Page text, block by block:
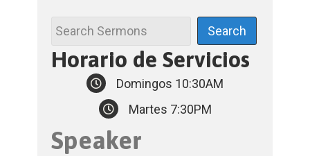
Horario de Servicios
Domingos 10:30AM
Martes 7:30PM
Speaker